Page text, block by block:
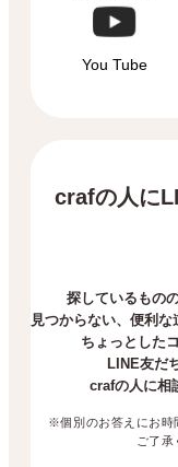
You Tube
crafの人に
探しているもの
見つからない、 便利な
ちょっとした
LINE友だ
crafの人に相
※個別のお答えにお時
ご了承